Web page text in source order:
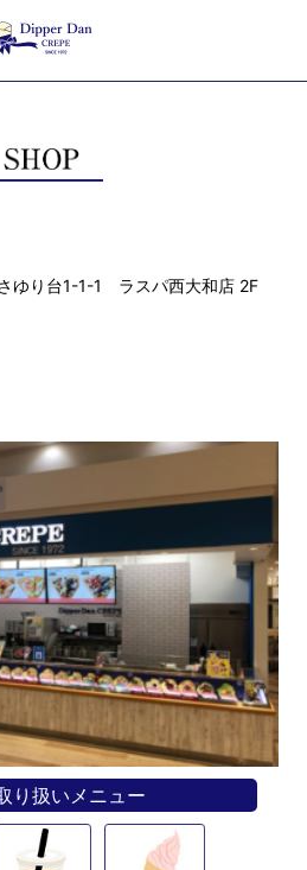
ゆり台1-1-1 ラスパ西大和店 2F
り扱いメニュー